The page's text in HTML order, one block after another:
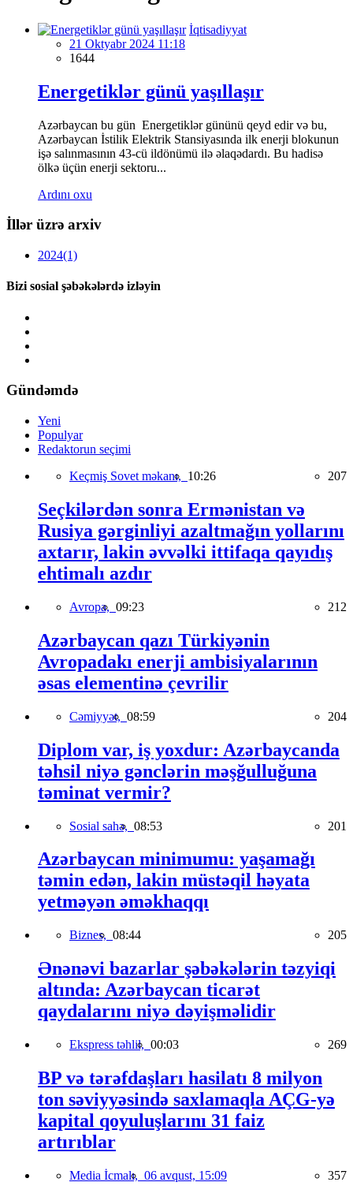
İqtisadiyyat
21 Oktyabr 2024 11:18
1644
Energetiklər günü yaşıllaşır
Azərbaycan bu gün Energetiklər gününü qeyd edir və bu,
Azərbaycan İstilik Elektrik Stansiyasında ilk enerji blokunun
işə salınmasının 43-cü ildönümü ilə əlaqədardı. Bu hadisə
ölkə üçün enerji sektoru...
Ardını oxu
İllər üzrə arxiv
2024(1)
Bizi sosial şəbəkələrdə izləyin
Gündəmdə
Yeni
Populyar
Redaktorun seçimi
Keçmiş Sovet məkanı, 10:26 207
Seçkilərdən sonra Ermənistan və
Rusiya gərginliyi azaltmağın yollarını
axtarır, lakin əvvəlki ittifaqa qayıdış
ehtimalı azdır
Avropa, 09:23 212
Azərbaycan qazı Türkiyənin
Avropadakı enerji ambisiyalarının
əsas elementinə çevrilir
Cəmiyyət, 08:59 204
Diplom var, iş yoxdur: Azərbaycanda
təhsil niyə gənclərin məşğulluğuna
təminat vermir?
Sosial sahə, 08:53 201
Azərbaycan minimumu: yaşamağı
təmin edən, lakin müstəqil həyata
yetməyən əməkhaqqı
Biznes, 08:44 205
Ənənəvi bazarlar şəbəkələrin təzyiqi
altında: Azərbaycan ticarət
qaydalarını niyə dəyişməlidir
Ekspress təhlil, 00:03 269
BP və tərəfdaşları hasilatı 8 milyon
ton səviyyəsində saxlamaqla AÇG-yə
kapital qoyuluşlarını 31 faiz
artırıblar
Media İcmalı, 06 avqust, 15:09 357